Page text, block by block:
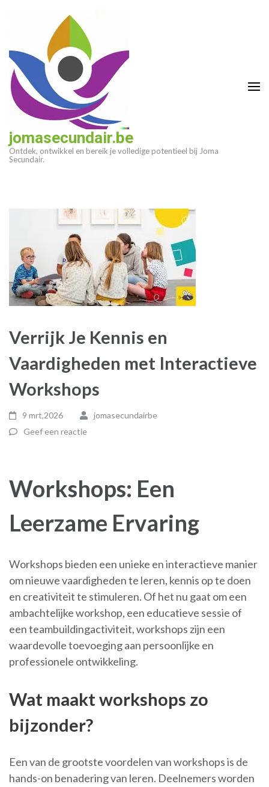
(druk
enter)
jomasecundair.be
Ontdek, ontwikkel en bereik je volledige potentieel bij Joma
Secundair.
Verrijk Je Kennis en
Vaardigheden met Interactieve
Workshops
9 mrt,2026
jomasecundairbe
Geef een reactie
Workshops: Een
Leerzame Ervaring
Workshops bieden een unieke en interactieve manier
om nieuwe vaardigheden te leren, kennis op te doen
en creativiteit te stimuleren. Of het nu gaat om een
ambachtelijke workshop, een educatieve sessie of
een teambuildingactiviteit, workshops zijn een
waardevolle toevoeging aan persoonlijke en
professionele ontwikkeling.
Wat maakt workshops zo
bijzonder?
Een van de grootste voordelen van workshops is de
hands-on benadering van leren. Deelnemers worden